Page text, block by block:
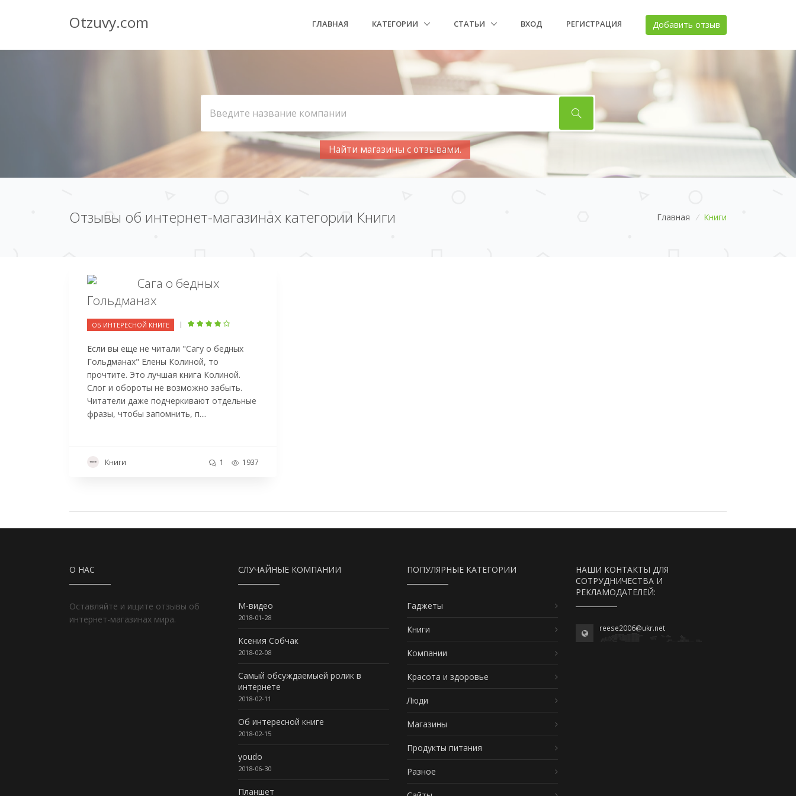
Otzuvy.com ГЛАВНАЯ КАТЕГОРИИ СТАТЬИ ВХОД РЕГИСТРАЦИЯ Добавить отзыв
Найти магазины с отзывами.
Отзывы об интернет-магазинах категории Книги Главная / Книги
Сага о бедных
Гольдманах
ОБ ИНТЕРЕСНОЙ КНИГЕ |
Если вы еще не читали "Сагу о бедных
Гольдманах" Елены Колиной, то
прочтите. Это лучшая книга Колиной.
Слог и обороты не возможно забыть.
Читатели даже подчеркивают отдельные
фразы, чтобы запомнить, п....
Книги 1 1937
О НАС
Оставляйте и ищите отзывы об
интернет-магазинах мира.
СЛУЧАЙНЫЕ КОМПАНИИ
М-видео
2018-01-28
Ксения Собчак
2018-02-08
Самый обсуждаемыей ролик в
интернете
2018-02-11
Об интересной книге
2018-02-15
youdo
2018-06-30
Планшет
ПОПУЛЯРНЫЕ КАТЕГОРИИ
Гаджеты
Книги
Компании
Красота и здоровье
Люди
Магазины
Продукты питания
Разное
НАШИ КОНТАКТЫ ДЛЯ
СОТРУДНИЧЕСТВА И
РЕКЛАМОДАТЕЛЕЙ:
reese2006@ukr.net